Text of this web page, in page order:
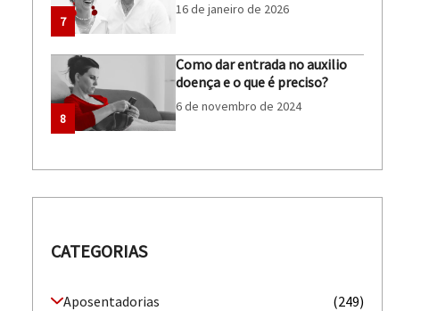
7
16 de janeiro de 2026
8
Como dar entrada no auxilio
doença e o que é preciso?
6 de novembro de 2024
CATEGORIAS
Aposentadorias
(249)